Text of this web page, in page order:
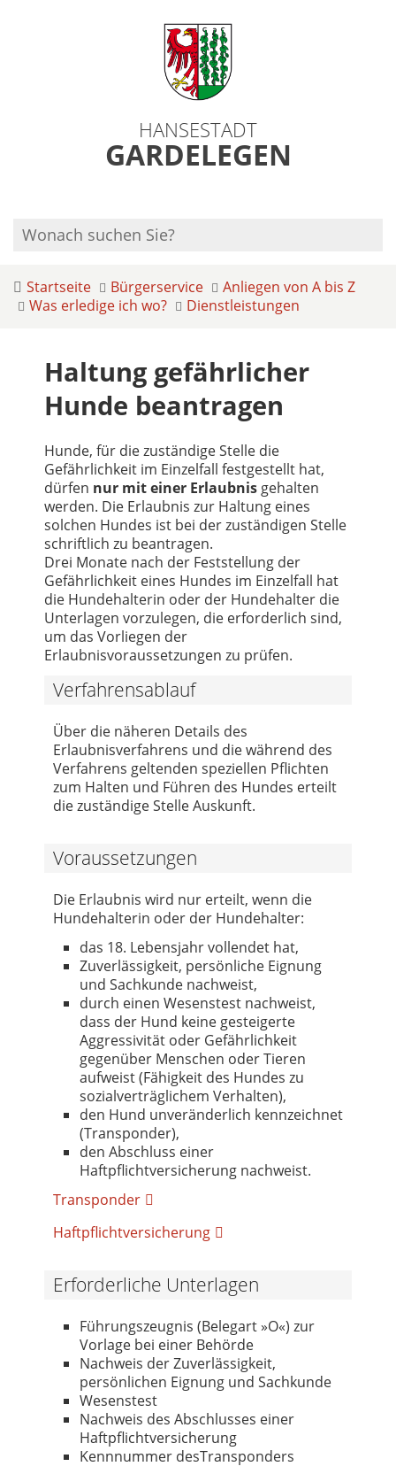
HANSESTADT
GARDELEGEN
Startseite Bürgerservice
Anliegen von A bis Z
Was erledige ich wo?
Dienstleistungen
Haltung gefährlicher
Hunde beantragen
Hunde, für die zuständige Stelle die
Gefährlichkeit im Einzelfall festgestellt hat,
dürfen nur mit einer Erlaubnis gehalten
werden. Die Erlaubnis zur Haltung eines
solchen Hundes ist bei der zuständigen Stelle
schriftlich zu beantragen.
Drei Monate nach der Feststellung der
Gefährlichkeit eines Hundes im Einzelfall hat
die Hundehalterin oder der Hundehalter die
Unterlagen vorzulegen, die erforderlich sind,
um das Vorliegen der
Erlaubnisvoraussetzungen zu prüfen.
Verfahrensablauf
Über die näheren Details des
Erlaubnisverfahrens und die während des
Verfahrens geltenden speziellen Pflichten
zum Halten und Führen des Hundes erteilt
die zuständige Stelle Auskunft.
Voraussetzungen
Die Erlaubnis wird nur erteilt, wenn die
Hundehalterin oder der Hundehalter:
das 18. Lebensjahr vollendet hat,
Zuverlässigkeit, persönliche Eignung
und Sachkunde nachweist,
durch einen Wesenstest nachweist,
dass der Hund keine gesteigerte
Aggressivität oder Gefährlichkeit
gegenüber Menschen oder Tieren
aufweist (Fähigkeit des Hundes zu
sozialverträglichem Verhalten),
den Hund unveränderlich kennzeichnet
(Transponder),
den Abschluss einer
Haftpflichtversicherung nachweist.
Transponder
Haftpflichtversicherung
Erforderliche Unterlagen
Führungszeugnis (Belegart »O«) zur
Vorlage bei einer Behörde
Nachweis der Zuverlässigkeit,
persönlichen Eignung und Sachkunde
Wesenstest
Nachweis des Abschlusses einer
Haftpflichtversicherung
Kennnummer desTransponders